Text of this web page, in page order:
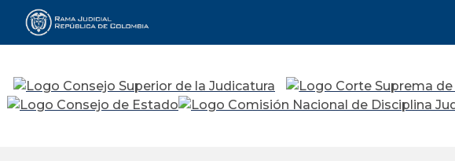
Rama Judicial